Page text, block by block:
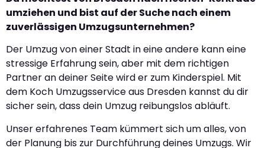
umziehen und bist auf der Suche nach einem
zuverlässigen Umzugsunternehmen?
Der Umzug von einer Stadt in eine andere kann eine
stressige Erfahrung sein, aber mit dem richtigen
Partner an deiner Seite wird er zum Kinderspiel. Mit
dem Koch Umzugsservice aus Dresden kannst du dir
sicher sein, dass dein Umzug reibungslos abläuft.
Unser erfahrenes Team kümmert sich um alles, von
der Planung bis zur Durchführung deines Umzugs. Wir